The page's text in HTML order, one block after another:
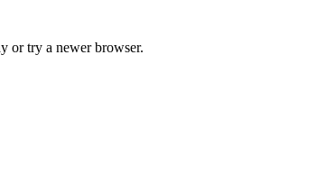
or try a newer browser.